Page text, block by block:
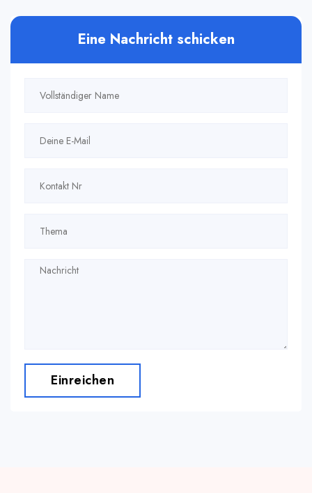
Eine Nachricht schicken
Einreichen